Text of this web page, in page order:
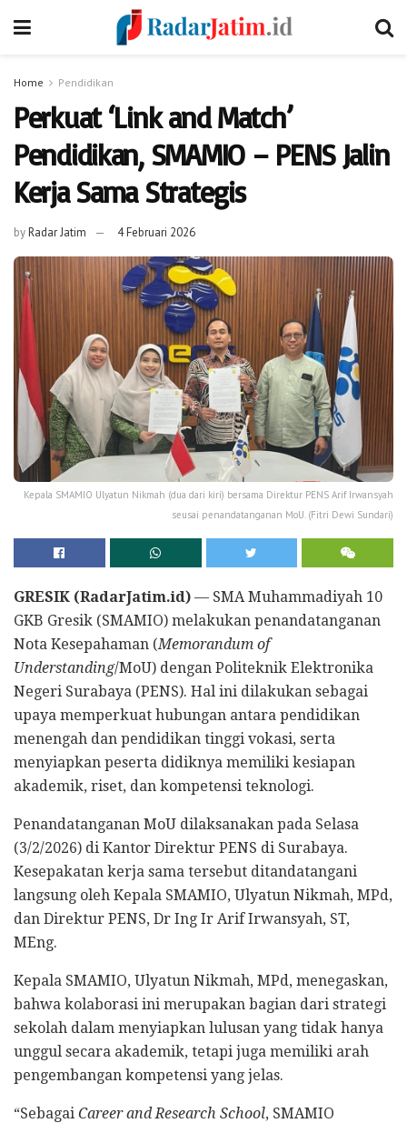
Home Pendidikan
Perkuat ‘Link and Match’
Pendidikan, SMAMIO – PENS Jalin
Kerja Sama Strategis
byRadar Jatim 4 Februari 2026
Kepala SMAMIO Ulyatun Nikmah (dua dari kiri) bersama Direktur PENS Arif Irwansyah
seusai penandatanganan MoU. (Fitri Dewi Sundari)
GRESIK (RadarJatim.id) — SMA Muhammadiyah 10
GKB Gresik (SMAMIO) melakukan penandatanganan
Nota Kesepahaman (Memorandum of
Understanding/MoU) dengan Politeknik Elektronika
Negeri Surabaya (PENS). Hal ini dilakukan sebagai
upaya memperkuat hubungan antara pendidikan
menengah dan pendidikan tinggi vokasi, serta
menyiapkan peserta didiknya memiliki kesiapan
akademik, riset, dan kompetensi teknologi.
Penandatanganan MoU dilaksanakan pada Selasa
(3/2/2026) di Kantor Direktur PENS di Surabaya.
Kesepakatan kerja sama tersebut ditandatangani
langsung oleh Kepala SMAMIO, Ulyatun Nikmah, MPd,
dan Direktur PENS, Dr Ing Ir Arif Irwansyah, ST,
MEng.
Kepala SMAMIO, Ulyatun Nikmah, MPd, menegaskan,
bahwa kolaborasi ini merupakan bagian dari strategi
sekolah dalam menyiapkan lulusan yang tidak hanya
unggul secara akademik, tetapi juga memiliki arah
pengembangan kompetensi yang jelas.
“Sebagai Career and Research School, SMAMIO